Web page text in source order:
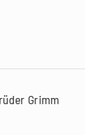
Grimm